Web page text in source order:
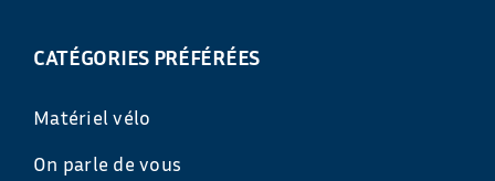
CATÉGORIES PRÉFÉRÉES
Matériel vélo
On parle de vous